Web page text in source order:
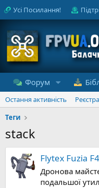
Усі Посилання!
Форум
Остання активність
Теги
stack
Flytex Fuzia
Дронова
подальшої